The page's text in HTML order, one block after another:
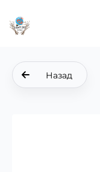
Назад